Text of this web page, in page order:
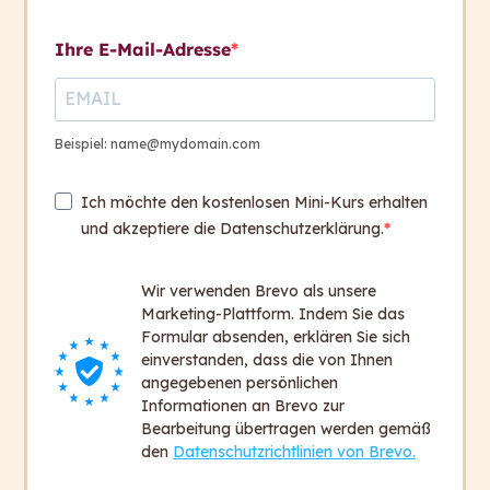
Übersetzungsarbeit Teil 3
Der Prozess der
Auftragsabwicklung
4. Hausübung
Zum Vertiefen und
Weiterlesen
9
Kontakt
+ 43 316 393 449
Headquarter
Heinrichstraße 145
Newsletter
Bleiben Sie auf dem Laufenden!
Zum Newsletter anmelden
Ihre E-Mail-Adresse
Beispiel: name@mydomain.com
Ich möchte den kostenlosen Mini-Kurs erhalten
und akzeptiere die Datenschutzerklärung.
Wir verwenden Brevo als unsere
Marketing-Plattform. Indem Sie das
Formular absenden, erklären Sie sich
einverstanden, dass die von Ihnen
angegebenen persönlichen
Informationen an Brevo zur
Bearbeitung übertragen werden gemäß
den Datenschutzrichtlinien von Brevo.